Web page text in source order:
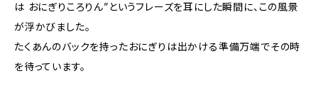
は おにぎりころりん”というフレーズを耳にした瞬間に、この風景
が浮かびました。
たくあんのバックを持ったおにぎりは出かける準備万端でその時
を待っています。